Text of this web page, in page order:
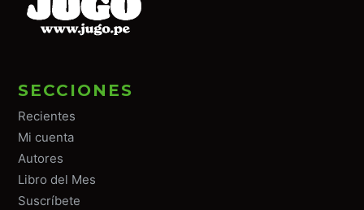
SECCIONES
Recientes
Mi cuenta
Autores
Libro del Mes
Suscríbete